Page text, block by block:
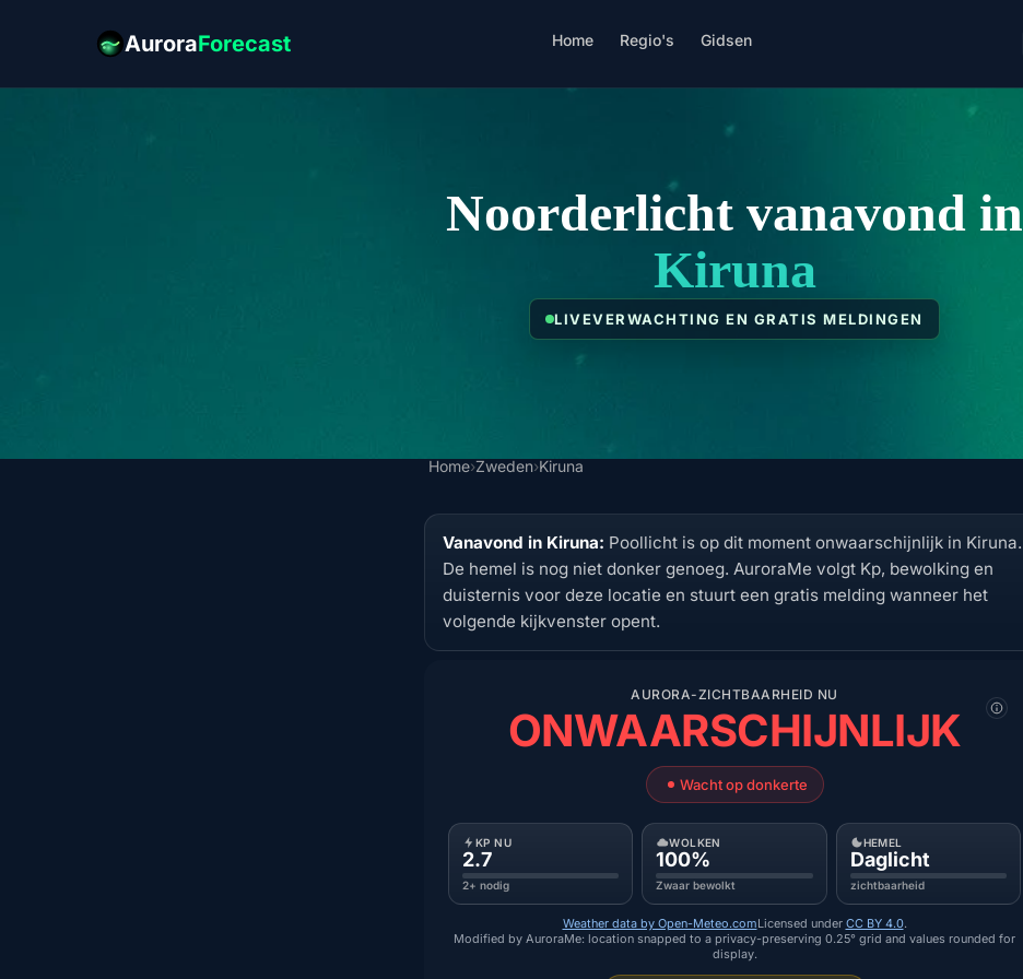
AuroraForecast Home Regio's Gidsen
Noorderlicht vanavond in
Kiruna
LIVEVERWACHTING EN GRATIS MELDINGEN
Home›Zweden›Kiruna
Vanavond in Kiruna: Poollicht is op dit moment onwaarschijnlijk in Kiruna.
De hemel is nog niet donker genoeg. AuroraMe volgt Kp, bewolking en
duisternis voor deze locatie en stuurt een gratis melding wanneer het
volgende kijkvenster opent.
AURORA-ZICHTBAARHEID NU
ONWAARSCHIJNLIJK
Wacht op donkerte
KP NU
2.7
2+ nodig
WOLKEN
100%
Zwaar bewolkt
HEMEL
Daglicht
zichtbaarheid
Weather data by Open-Meteo.comLicensed under CC BY 4.0.
Modified by AuroraMe: location snapped to a privacy-preserving 0.25° grid and values rounded for
display.